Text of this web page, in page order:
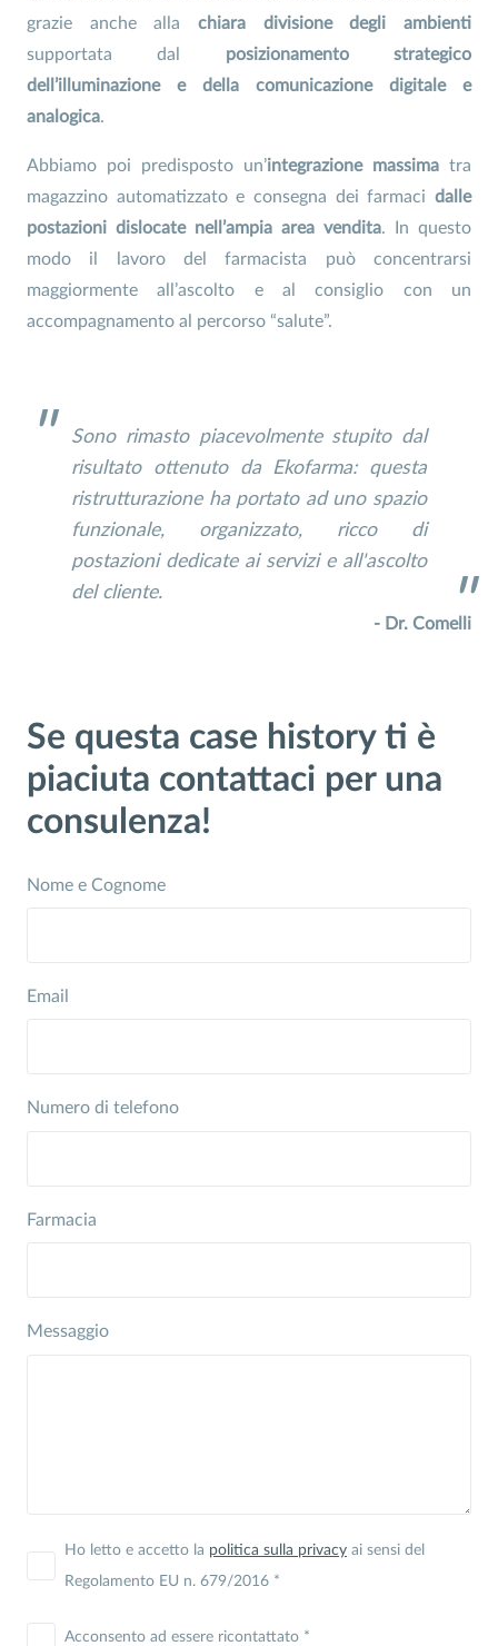
grazie anche alla chiara divisione degli ambienti
supportata dal posizionamento strategico
dell’illuminazione e della comunicazione digitale e
analogica.
Abbiamo poi predisposto un’integrazione massima tra
magazzino automatizzato e consegna dei farmaci dalle
postazioni dislocate nell’ampia area vendita. In questo
modo il lavoro del farmacista può concentrarsi
maggiormente all’ascolto e al consiglio con un
accompagnamento al percorso “salute”.
Sono rimasto piacevolmente stupito dal
risultato ottenuto da Ekofarma: questa
ristrutturazione ha portato ad uno spazio
funzionale, organizzato, ricco di
postazioni dedicate ai servizi e all'ascolto
del cliente.
- Dr. Comelli
Se questa case history ti è
piaciuta contattaci per una
consulenza!
Nome e Cognome
Email
Numero di telefono
Farmacia
Messaggio
Ho letto e accetto la politica sulla privacy ai sensi del
Regolamento EU n. 679/2016 *
Acconsento ad essere ricontattato *